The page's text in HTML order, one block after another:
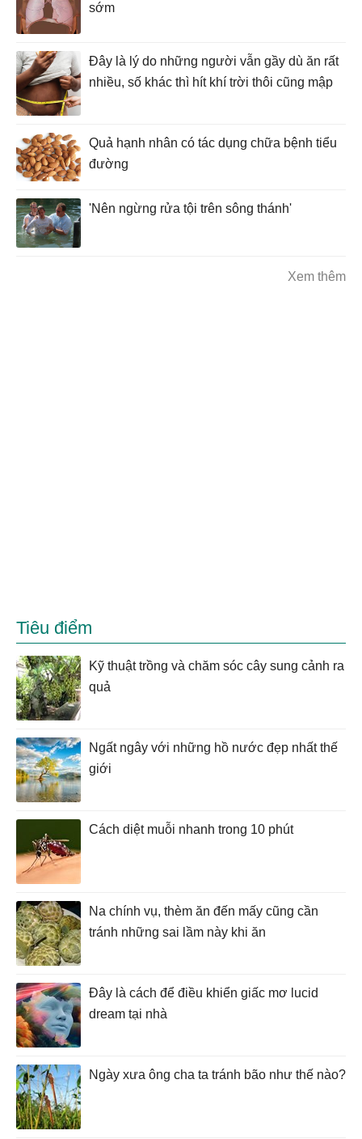
sớm
Đây là lý do những người vẫn gầy dù ăn rất
nhiều, số khác thì hít khí trời thôi cũng mập
Quả hạnh nhân có tác dụng chữa bệnh tiểu
đường
'Nên ngừng rửa tội trên sông thánh'
Xem thêm
Tiêu điểm
Kỹ thuật trồng và chăm sóc cây sung cảnh ra
quả
Ngất ngây với những hồ nước đẹp nhất thế
giới
Cách diệt muỗi nhanh trong 10 phút
Na chính vụ, thèm ăn đến mấy cũng cần
tránh những sai lầm này khi ăn
Đây là cách để điều khiển giấc mơ lucid
dream tại nhà
Ngày xưa ông cha ta tránh bão như thế nào?